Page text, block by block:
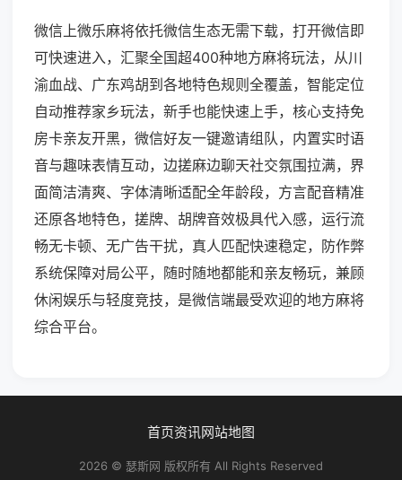
微信上微乐麻将依托微信生态无需下载，打开微信即
可快速进入，汇聚全国超400种地方麻将玩法，从川
渝血战、广东鸡胡到各地特色规则全覆盖，智能定位
自动推荐家乡玩法，新手也能快速上手，核心支持免
房卡亲友开黑，微信好友一键邀请组队，内置实时语
音与趣味表情互动，边搓麻边聊天社交氛围拉满，界
面简洁清爽、字体清晰适配全年龄段，方言配音精准
还原各地特色，搓牌、胡牌音效极具代入感，运行流
畅无卡顿、无广告干扰，真人匹配快速稳定，防作弊
系统保障对局公平，随时随地都能和亲友畅玩，兼顾
休闲娱乐与轻度竞技，是微信端最受欢迎的地方麻将
综合平台。
首页资讯网站地图
2026 © 瑟斯网 版权所有 All Rights Reserved